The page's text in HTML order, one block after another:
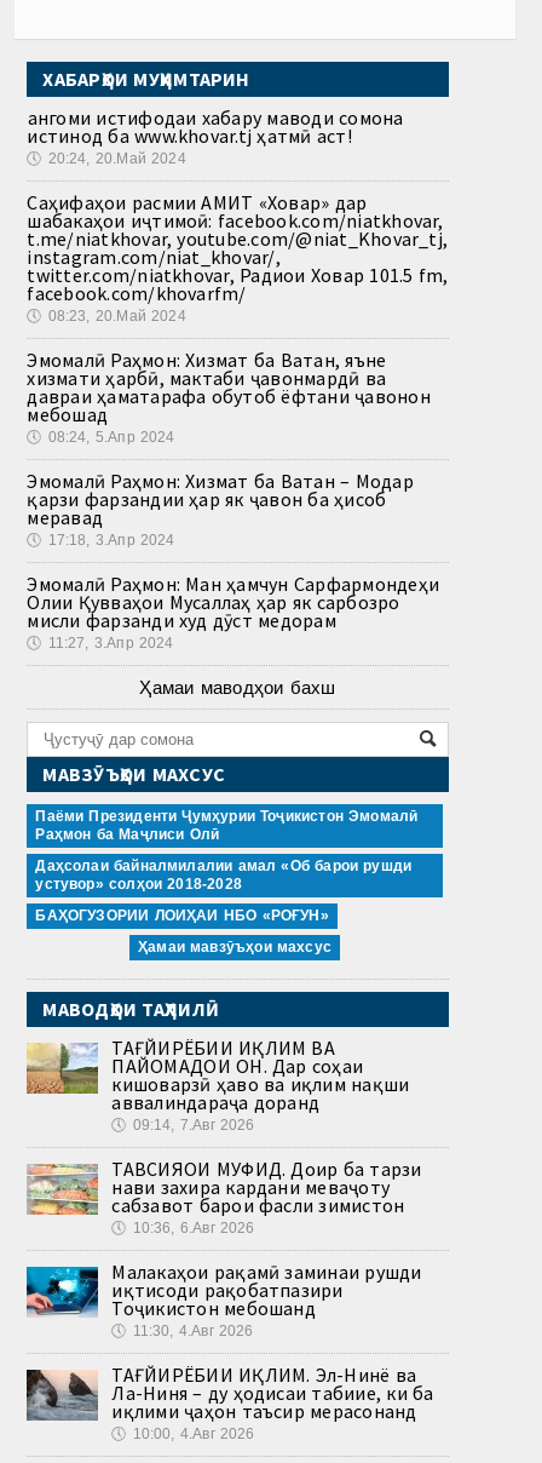
ХАБАРҲОИ МУҲИМТАРИН
Ҳангоми истифодаи хабару маводи сомона
истинод ба www.khovar.tj ҳатмӣ аст!
🕔 20:24, 20.Май 2024
Саҳифаҳои расмии АМИТ «Ховар» дар
шабакаҳои иҷтимоӣ: facebook.com/niatkhovar,
t.me/niatkhovar, youtube.com/@niat_Khovar_tj,
instagram.com/niat_khovar/,
twitter.com/niatkhovar, Радиои Ховар 101.5 fm,
facebook.com/khovarfm/
🕔 08:23, 20.Май 2024
Эмомалӣ Раҳмон: Хизмат ба Ватан, яъне
хизмати ҳарбӣ, мактаби ҷавонмардӣ ва
давраи ҳаматарафа обутоб ёфтани ҷавонон
мебошад
🕔 08:24, 5.Апр 2024
Эмомалӣ Раҳмон: Хизмат ба Ватан – Модар
қарзи фарзандии ҳар як ҷавон ба ҳисоб
меравад
🕔 17:18, 3.Апр 2024
Эмомалӣ Раҳмон: Ман ҳамчун Сарфармондеҳи
Олии Қувваҳои Мусаллаҳ ҳар як сарбозро
мисли фарзанди худ дӯст медорам
🕔 11:27, 3.Апр 2024
Ҳамаи маводҳои бахш
МАВЗӮЪҲОИ МАХСУС
Паёми Президенти Ҷумҳурии Тоҷикистон Эмомалӣ
Раҳмон ба Маҷлиси Олӣ
Даҳсолаи байналмилалии амал «Об барои рушди
устувор» солҳои 2018-2028
БАҲОГУЗОРИИ ЛОИҲАИ НБО «РОҒУН»
Ҳамаи мавзӯъҳои махсус
МАВОДҲОИ ТАҲЛИЛӢ
ТАҒЙИРЁБИИ ИҚЛИМ ВА
ПАЙОМАДҲОИ ОН. Дар соҳаи
кишоварзӣ ҳаво ва иқлим нақши
аввалиндараҷа доранд
🕔 09:14, 7.Авг 2026
ТАВСИЯҲОИ МУФИД. Доир ба тарзи
нави захира кардани меваҷоту
сабзавот барои фасли зимистон
🕔 10:36, 6.Авг 2026
Малакаҳои рақамӣ заминаи рушди
иқтисоди рақобатпазири
Тоҷикистон мебошанд
🕔 11:30, 4.Авг 2026
ТАҒЙИРЁБИИ ИҚЛИМ. Эл-Нинё ва
Ла-Ниня – ду ҳодисаи табиие, ки ба
иқлими ҷаҳон таъсир мерасонанд
🕔 10:00, 4.Авг 2026